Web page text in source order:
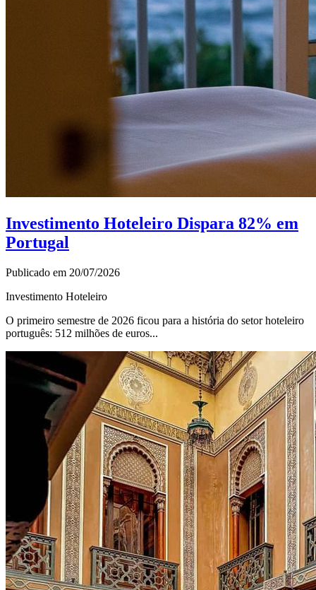
Investimento Hoteleiro Dispara 82% em
Portugal
Publicado em 20/07/2026
Investimento Hoteleiro
O primeiro semestre de 2026 ficou para a história do setor hoteleiro
português: 512 milhões de euros...